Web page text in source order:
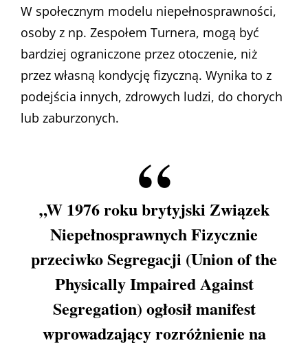
W społecznym modelu niepełnosprawności,
osoby z np. Zespołem Turnera, mogą być
bardziej ograniczone przez otoczenie, niż
przez własną kondycję fizyczną. Wynika to z
podejścia innych, zdrowych ludzi, do chorych
lub zaburzonych.
„W 1976 roku brytyjski Związek
Niepełnosprawnych Fizycznie
przeciwko Segregacji (Union of the
Physically Impaired Against
Segregation) ogłosił manifest
wprowadzający rozróżnienie na